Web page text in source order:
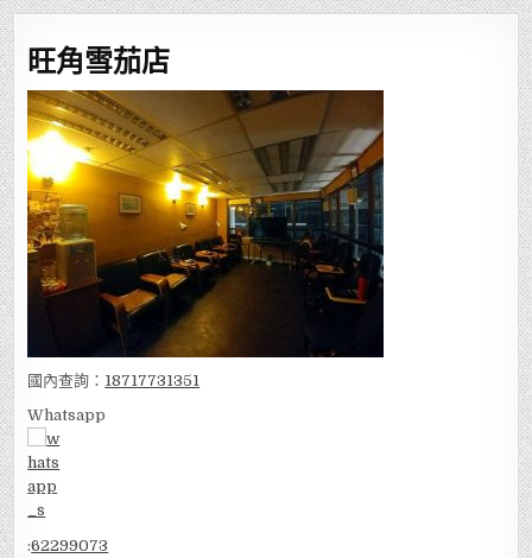
旺角雪茄店
國內查詢： 18717731351
Whatsapp
:62299073